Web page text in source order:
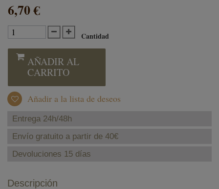
6,70 €
Cantidad
AÑADIR AL
CARRITO
Añadir a la lista de deseos
Entrega 24h/48h
Envío gratuito a partir de 40€
Devoluciones 15 días
Descripción